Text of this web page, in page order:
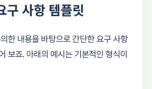
구 사항 템플릿
한 내용을 바탕으로 간단한 요구 사항
보죠. 아래의 예시는 기본적인 형식이